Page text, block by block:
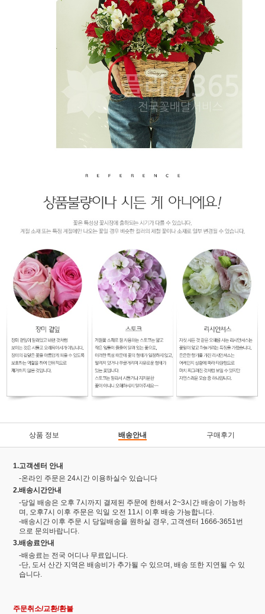
상품 정보 배송안내 구매후기
1.고객센터 안내
-온라인 주문은 24시간 이용하실수 있습니다
2.배송시간안내
-당일 배송은 오후 7시까지 결제된 주문에 한해서 2~3시간 배송이 가능하
며, 오후7시 이후 주문은 익일 오전 11시 이후 배송 가능합니다.
-배송시간 이후 주문 시 당일배송을 원하실 경우, 고객센터 1666-3651번
으로 문의바랍니다.
3.배송료안내
-배송료는 전국 어디나 무료입니다.
-단, 도서 산간 지역은 배송비가 추가될 수 있으며, 배송 또한 지연될 수 있
습니다.
주문취소/교환/환불